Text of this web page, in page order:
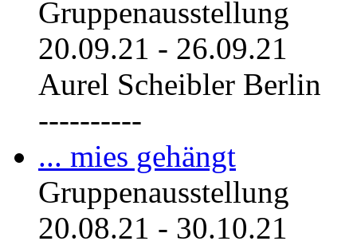
Gruppenausstellung
20.09.21 - 26.09.21
Aurel Scheibler Berlin
----------
... mies gehängt
Gruppenausstellung
20.08.21 - 30.10.21